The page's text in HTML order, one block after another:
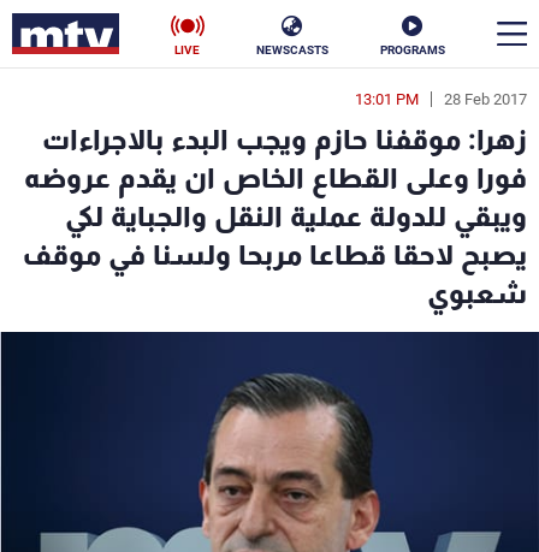
PROGRAMS
NEWSCASTS
LIVE
28 Feb 2017
13:01 PM
زهرا: موقفنا حازم ويجب البدء بالاجراءات
فورا وعلى القطاع الخاص ان يقدم عروضه
ويبقي للدولة عملية النقل والجباية لكي
يصبح لاحقا قطاعا مربحا ولسنا في موقف
شعبوي
en
الأخبار
سياسة ناس
إقتصاد فن
منوعات رياضة
جدول البرامج